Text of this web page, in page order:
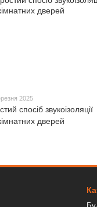
2025
спосіб звукоізоляції
дверей